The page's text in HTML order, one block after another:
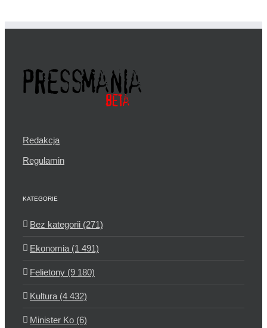
Redakcja
Regulamin
KATEGORIE
Bez kategorii (271)
Ekonomia (1 491)
Felietony (9 180)
Kultura (4 432)
Minister Ko (6)